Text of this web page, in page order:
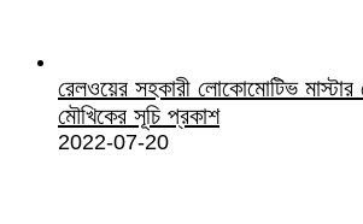
রেলওয়ের সহকারী লোকোমোটিভ
মৌখিকের সূচি প্রকাশ
2022-07-20